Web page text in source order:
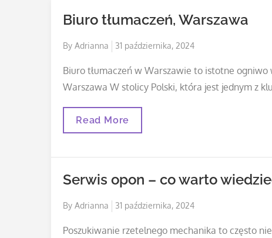
Biuro tłumaczeń, Warszawa
By Adrianna
Posted
31 października, 2024
Biuro tłumaczeń w Warszawie to istotne
Warszawa W stolicy Polski, która jest jednym z
Biuro
Read More
Serwis opon – co warto
By Adrianna
Posted
31 października, 2024
Poszukiwanie rzetelnego mechanika to często